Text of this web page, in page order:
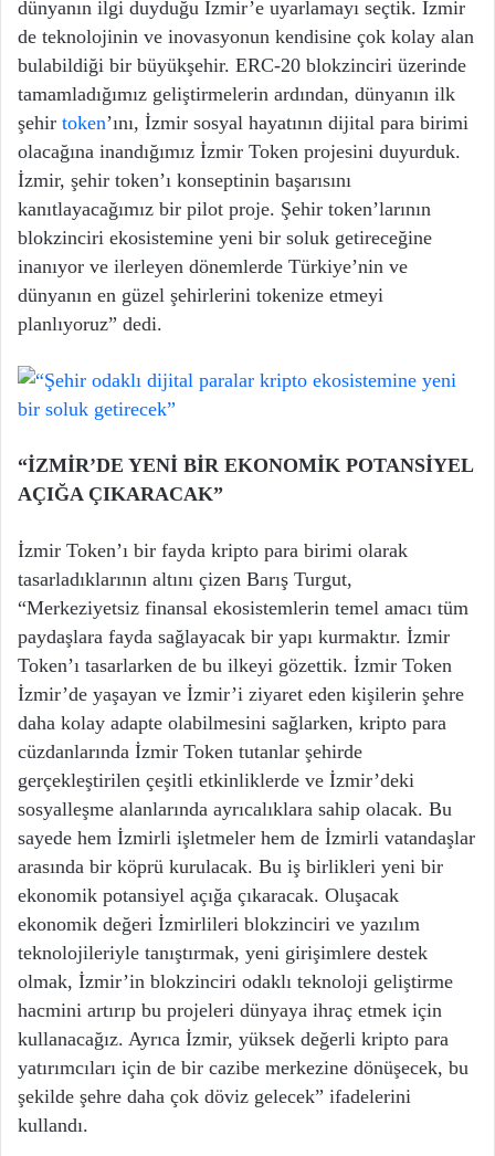
dünyanın ilgi duyduğu İzmir’e uyarlamayı seçtik. İzmir
de teknolojinin ve inovasyonun kendisine çok kolay alan
bulabildiği bir büyükşehir. ERC-20 blokzinciri üzerinde
tamamladığımız geliştirmelerin ardından, dünyanın ilk
şehir token’ını, İzmir sosyal hayatının dijital para birimi
olacağına inandığımız İzmir Token projesini duyurduk.
İzmir, şehir token’ı konseptinin başarısını
kanıtlayacağımız bir pilot proje. Şehir token’larının
blokzinciri ekosistemine yeni bir soluk getireceğine
inanıyor ve ilerleyen dönemlerde Türkiye’nin ve
dünyanın en güzel şehirlerini tokenize etmeyi
planlıyoruz” dedi.
“İZMİR’DE YENİ BİR EKONOMİK POTANSİYEL
AÇIĞA ÇIKARACAK”
İzmir Token’ı bir fayda kripto para birimi olarak
tasarladıklarının altını çizen Barış Turgut,
“Merkeziyetsiz finansal ekosistemlerin temel amacı tüm
paydaşlara fayda sağlayacak bir yapı kurmaktır. İzmir
Token’ı tasarlarken de bu ilkeyi gözettik. İzmir Token
İzmir’de yaşayan ve İzmir’i ziyaret eden kişilerin şehre
daha kolay adapte olabilmesini sağlarken, kripto para
cüzdanlarında İzmir Token tutanlar şehirde
gerçekleştirilen çeşitli etkinliklerde ve İzmir’deki
sosyalleşme alanlarında ayrıcalıklara sahip olacak. Bu
sayede hem İzmirli işletmeler hem de İzmirli vatandaşlar
arasında bir köprü kurulacak. Bu iş birlikleri yeni bir
ekonomik potansiyel açığa çıkaracak. Oluşacak
ekonomik değeri İzmirlileri blokzinciri ve yazılım
teknolojileriyle tanıştırmak, yeni girişimlere destek
olmak, İzmir’in blokzinciri odaklı teknoloji geliştirme
hacmini artırıp bu projeleri dünyaya ihraç etmek için
kullanacağız. Ayrıca İzmir, yüksek değerli kripto para
yatırımcıları için de bir cazibe merkezine dönüşecek, bu
şekilde şehre daha çok döviz gelecek” ifadelerini
kullandı.